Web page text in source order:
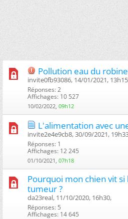
Pollution eau du
invite0fb93086, 14/01/2021,
Réponses: 2
Affichages: 10 527
10/02/2022, 09h12
L'alimentation avec
invite2e4e9cb8, 30/09/2021,
Réponses: 1
Affichages: 12 245
01/10/2021, 07h18
Pourquoi mon chien vit
tumeur ?
da23real, 11/10/2020, 16h30, ‎
Réponses: 5
Affichages: 14 645